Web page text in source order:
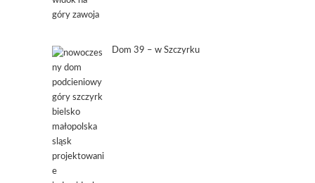
Dom 39 – w Szczyrku